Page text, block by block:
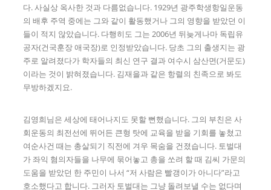
다. 사실상 옥사한 것과 다름없습니다. 1929년 광주학생항일운동
의 배후 주역 중에는 그와 같이 활동했거나 그의 영향을 받았던 이
들이 적지 않았습니다. 다행히도 그는 2006년 뒤늦게나마 독립유
공자(건국훈장 애국장)로 인정받았습니다. 당초 그의 출생지는 광
주로 알려졌다가 학자들의 최신 연구 결과 여수시 삼산면(거문도)
이라는 것이 밝혀졌습니다. 김재을과 같은 항렬의 친족으로 봐도
무방하겠지요.
김영희님은 세상에 태어나지도 못할 뻔했습니다. 그의 부친은 사
회운동의 최전선에 뛰어든 큰형 탓에 교육을 받을 기회를 놓쳤고
여순사건 때는 총살되기 직전에 겨우 목숨을 건졌습니다. 토벌대
가 좌익 혐의자들을 나무에 묶어놓고 총을 쏘려 할 때 김씨 가문의
도움을 받았던 한 주민이 나서 “저 사람은 빨갱이가 아니다”라고
호소했다고 합니다. 그러자 토벌대는 그냥 돌려보낼 수는 없다며